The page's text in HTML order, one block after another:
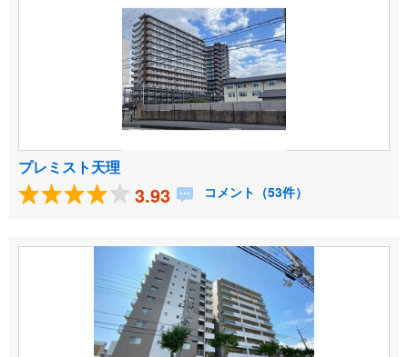
プレミスト天理
3.93 コメント（53件）